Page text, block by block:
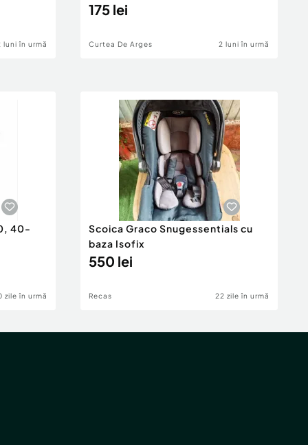
luni în urmă
175 lei
Curtea De Arges 2 luni în urmă
40-
zile în urmă
Scoica Graco Snugessentials cu
baza Isofix
550 lei
Recas 22 zile în urmă